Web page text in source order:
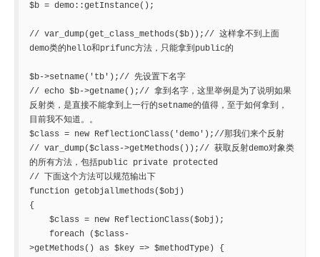
$b = demo::getInstance();
// var_dump(get_class_methods($b));// 这样拿不到上面
demo类的hello和prifunc方法，只能拿到public的
$b->setname('tb');// 先设置下名字
// echo $b->getname();// 拿到名字，这里举例是为了说明如果
反射类，是直接不能拿到上一行的setname的值得，至于如何拿到，
目前我不知道。。
$class = new ReflectionClass('demo');//那我们来个反射
// var_dump($class->getMethods());// 获取反射demo对象类
的所有方法，包括public private protected
// 下面这个方法可以规范输出下
function getobjallmethods($obj)
{
$class = new ReflectionClass($obj);
foreach ($class-
>getMethods() as $key => $methodType) {